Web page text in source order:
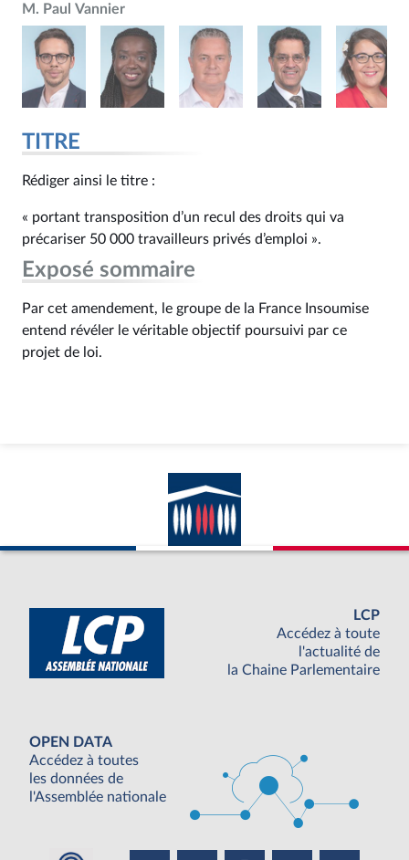
M. Paul Vannier
TITRE
Rédiger ainsi le titre :
« portant transposition d’un recul des droits qui va
précariser 50 000 travailleurs privés d’emploi ».
Exposé sommaire
Par cet amendement, le groupe de la France Insoumise
entend révéler le véritable objectif poursuivi par ce
projet de loi.
LCP
Accédez à toute
l'actualité de
la Chaine Parlementaire
OPEN DATA
Accédez à toutes
les données de
l'Assemblée nationale